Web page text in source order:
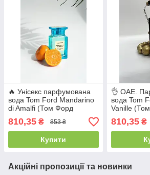
🔥 Унісекс парфумована
вода Tom Ford Mandarino
di Amalfi (Том Форд
Мандарино ді Амальфі)
100 мл. Стійкий свіжий
аромат
810,35 ₴ 853 ₴
Купити
👌 ОАЕ.
вода Tom
Vanille
Ваніль) 100
810,35₴
Акційні пропозиції та новинки